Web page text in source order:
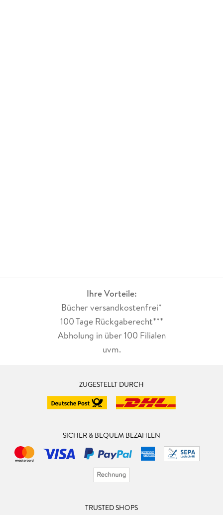
Ihre Vorteile:
Bücher versandkostenfrei*
100 Tage Rückgaberecht***
Abholung in über 100 Filialen
uvm.
ZUGESTELLT DURCH
SICHER & BEQUEM BEZAHLEN
TRUSTED SHOPS